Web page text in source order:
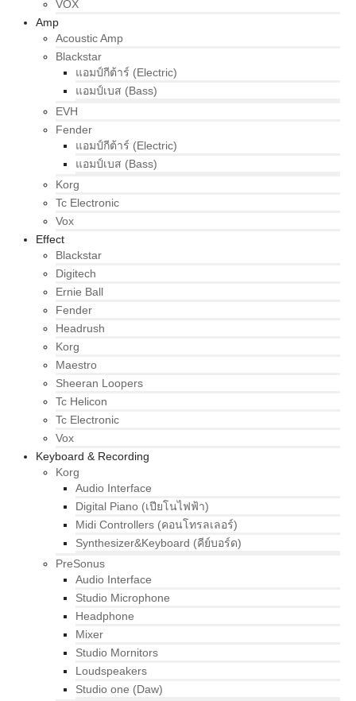
VOX
Amp
Acoustic Amp
Blackstar
แอมป์กีต้าร์ (Electric)
แอมป์เบส (Bass)
EVH
Fender
แอมป์กีต้าร์ (Electric)
แอมป์เบส (Bass)
Korg
Tc Electronic
Vox
Effect
Blackstar
Digitech
Ernie Ball
Fender
Headrush
Korg
Maestro
Sheeran Loopers
Tc Helicon
Tc Electronic
Vox
Keyboard & Recording
Korg
Audio Interface
Digital Piano (เปียโนไฟฟ้า)
Midi Controllers (คอนโทรลเลอร์)
Synthesizer&Keyboard (คีย์บอร์ด)
PreSonus
Audio Interface
Studio Microphone
Headphone
Mixer
Studio Mornitors
Loudspeakers
Studio one (Daw)